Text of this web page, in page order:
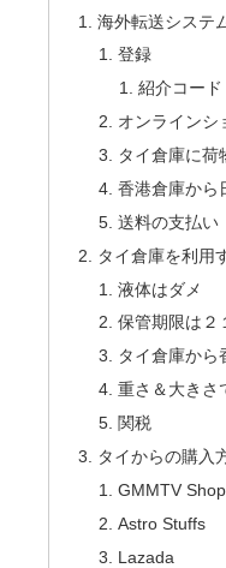
海外転送システ
登録
紹介コード
オンラインシ
タイ倉庫に荷
香港倉庫から
送料の支払い
タイ倉庫を利用
液体はダメ
保管期限は２
タイ倉庫から
重さ＆大きさ
関税
タイからの購入
GMMTV Shop
Astro Stuffs
Lazada